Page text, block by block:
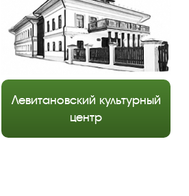
Левитановский культурный
центр